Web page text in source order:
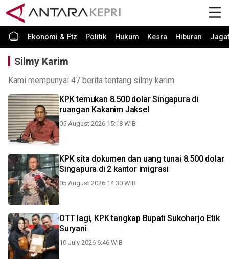
Ekonomi & Ftz Politik Hukum Kesra Hiburan Jagat
Silmy Karim
Kami mempunyai 47 berita tentang silmy karim.
KPK temukan 8.500 dolar Singapura di
ruangan Kakanim Jaksel
05 August 2026 15:18 WIB
KPK sita dokumen dan uang tunai 8.500 dolar
Singapura di 2 kantor imigrasi
05 August 2026 14:30 WIB
OTT lagi, KPK tangkap Bupati Sukoharjo Etik
Suryani
10 July 2026 6:46 WIB